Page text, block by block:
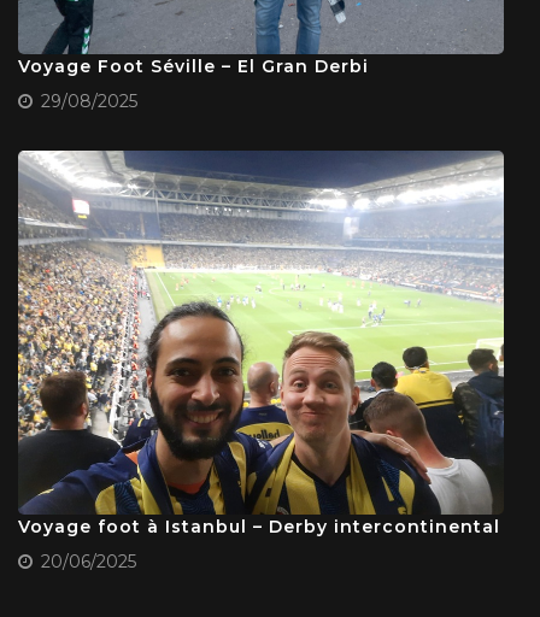
Voyage Foot Séville – El Gran Derbi
29/08/2025
Voyage foot à Istanbul – Derby intercontinental
20/06/2025